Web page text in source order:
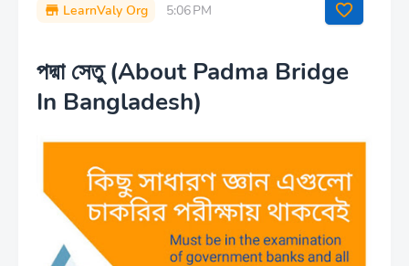
LearnValy Org 5:06 PM
পদ্মা সেতু (About Padma Bridge
In Bangladesh)